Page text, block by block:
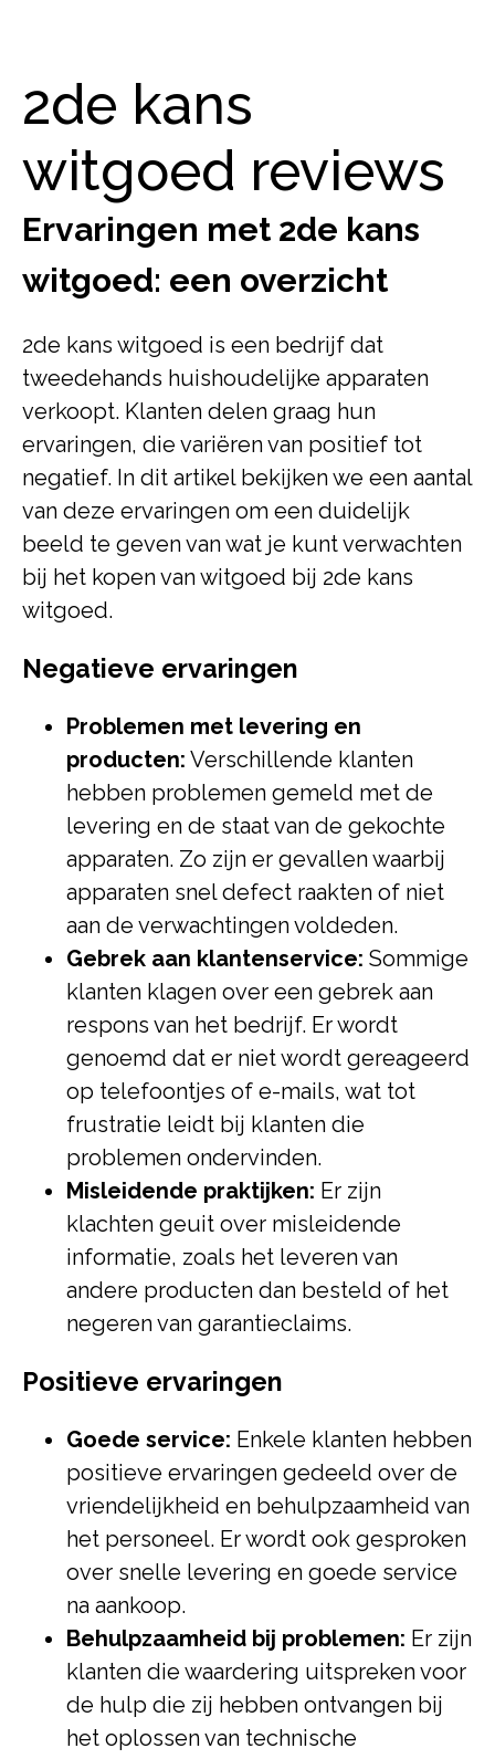
2de kans
witgoed reviews
Ervaringen met 2de kans
witgoed: een overzicht
2de kans witgoed is een bedrijf dat
tweedehands huishoudelijke apparaten
verkoopt. Klanten delen graag hun
ervaringen, die variëren van positief tot
negatief. In dit artikel bekijken we een aantal
van deze ervaringen om een duidelijk
beeld te geven van wat je kunt verwachten
bij het kopen van witgoed bij 2de kans
witgoed.
Negatieve ervaringen
Problemen met levering en
producten: Verschillende klanten
hebben problemen gemeld met de
levering en de staat van de gekochte
apparaten. Zo zijn er gevallen waarbij
apparaten snel defect raakten of niet
aan de verwachtingen voldeden.
Gebrek aan klantenservice: Sommige
klanten klagen over een gebrek aan
respons van het bedrijf. Er wordt
genoemd dat er niet wordt gereageerd
op telefoontjes of e-mails, wat tot
frustratie leidt bij klanten die
problemen ondervinden.
Misleidende praktijken: Er zijn
klachten geuit over misleidende
informatie, zoals het leveren van
andere producten dan besteld of het
negeren van garantieclaims.
Positieve ervaringen
Goede service: Enkele klanten hebben
positieve ervaringen gedeeld over de
vriendelijkheid en behulpzaamheid van
het personeel. Er wordt ook gesproken
over snelle levering en goede service
na aankoop.
Behulpzaamheid bij problemen: Er zijn
klanten die waardering uitspreken voor
de hulp die zij hebben ontvangen bij
het oplossen van technische